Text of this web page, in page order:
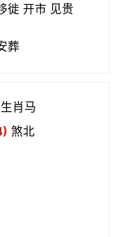
徙 开市 见贵
葬
肖马
煞北